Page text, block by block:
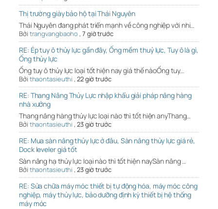
Thị trường giày bảo hộ tại Thái Nguyên
Thái Nguyên đang phát triển mạnh về công nghiệp với nhi…
Bởi trangvangbaoho , 7 giờ trước
RE: Ép tuy ô thủy lực gần đây, Ống mềm thuỷ lực, Tuy ô là gì,
Ống thủy lực
Ống tuy ô thủy lực loại tốt hiện nay giá thế nàoỐng tuy…
Bởi thaontasieuthi , 22 giờ trước
RE: Thang Nâng Thủy Lực nhập khẩu giải pháp nâng hàng
nhà xưởng
Thang nâng hàng thủy lực loại nào thì tốt hiện anyThang…
Bởi thaontasieuthi , 23 giờ trước
RE: Mua sàn nâng thủy lực ở đâu, Sàn nâng thủy lực giá rẻ,
Dock leveler giá tốt
Sàn nâng hạ thủy lực loại nào thì tốt hiện naySàn nâng …
Bởi thaontasieuthi , 23 giờ trước
RE: Sửa chữa máy móc thiết bị tự động hóa, máy móc công
nghiệp, máy thủy lực, bảo dưỡng định kỳ thiết bị hệ thống
máy móc